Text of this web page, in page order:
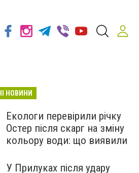
НОВИНИ
Екологи перевірили річку
Остер після скарг на зміну
кольору води: що виявили
У Прилуках після удару